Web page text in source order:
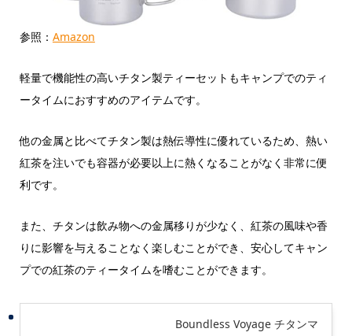
参照： Amazon
軽量で機能性の高いチタン製ティーセットもキャンプでのティ
ータイムにおすすめのアイテムです。
他の金属と比べてチタン製は熱伝導性に優れているため、熱い
紅茶を注いでも容器が必要以上に熱くなることがなく非常に便
利です。
また、チタンは飲み物への金属移りが少なく、紅茶の風味や香
りに影響を与えることなく楽しむことができ、安心してキャン
プでの紅茶のティータイムを嗜むことができます。
Boundless Voyage チタンマ